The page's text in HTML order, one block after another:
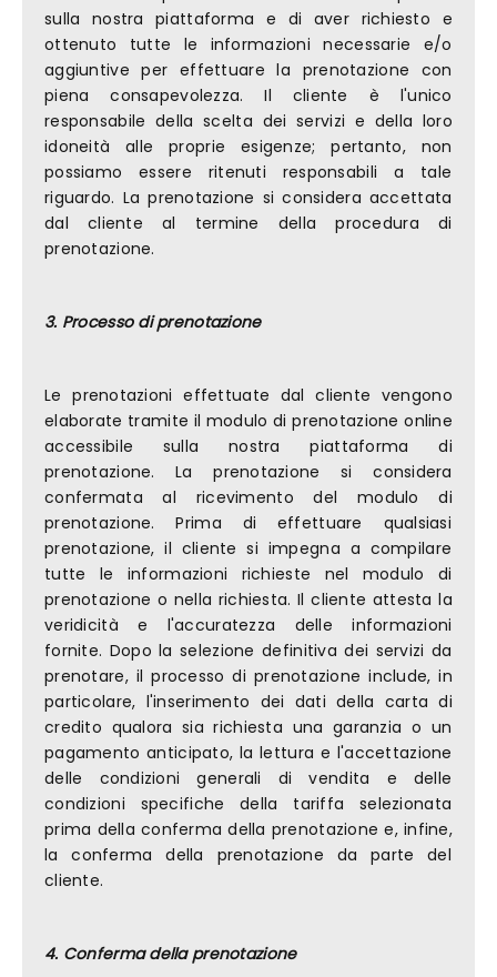
sulla nostra piattaforma e di aver richiesto e
ottenuto tutte le informazioni necessarie e/o
aggiuntive per effettuare la prenotazione con
piena consapevolezza. Il cliente è l'unico
responsabile della scelta dei servizi e della loro
idoneità alle proprie esigenze; pertanto, non
possiamo essere ritenuti responsabili a tale
riguardo. La prenotazione si considera accettata
dal cliente al termine della procedura di
prenotazione.
3. Processo di prenotazione
Le prenotazioni effettuate dal cliente vengono
elaborate tramite il modulo di prenotazione online
accessibile sulla nostra piattaforma di
prenotazione. La prenotazione si considera
confermata al ricevimento del modulo di
prenotazione. Prima di effettuare qualsiasi
prenotazione, il cliente si impegna a compilare
tutte le informazioni richieste nel modulo di
prenotazione o nella richiesta. Il cliente attesta la
veridicità e l'accuratezza delle informazioni
fornite. Dopo la selezione definitiva dei servizi da
prenotare, il processo di prenotazione include, in
particolare, l'inserimento dei dati della carta di
credito qualora sia richiesta una garanzia o un
pagamento anticipato, la lettura e l'accettazione
delle condizioni generali di vendita e delle
condizioni specifiche della tariffa selezionata
prima della conferma della prenotazione e, infine,
la conferma della prenotazione da parte del
cliente.
4. Conferma della prenotazione